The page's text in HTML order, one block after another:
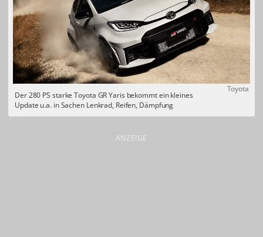
Toyota
Der 280 PS starke Toyota GR Yaris bekommt ein kleines
Update u.a. in Sachen Lenkrad, Reifen, Dämpfung
ANZEIGE